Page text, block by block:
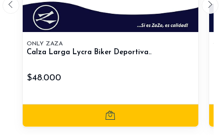
ONLY ZAZA
Calza Larga Lycra Biker Deportiva..
$48.000